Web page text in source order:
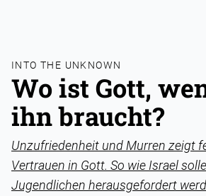
INTO THE UNKNOWN
Wo ist Gott,
ihn braucht?
Unzufriedenheit und Murren zeigt
Vertrauen in Gott. So wie Israel
Jugendlichen herausgefordert